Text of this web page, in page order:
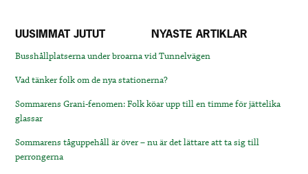
UUSIMMAT JUTUT NYASTE ARTIKLAR
Busshållplatserna under broarna vid Tunnelvägen
Vad tänker folk om de nya stationerna?
Sommarens Grani-fenomen: Folk köar upp till en timme för jättelika
glassar
Sommarens tåguppehåll är över – nu är det lättare att ta sig till
perrongerna